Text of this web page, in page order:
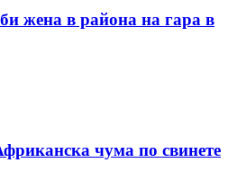
жена в района на гара в
чума по свинете